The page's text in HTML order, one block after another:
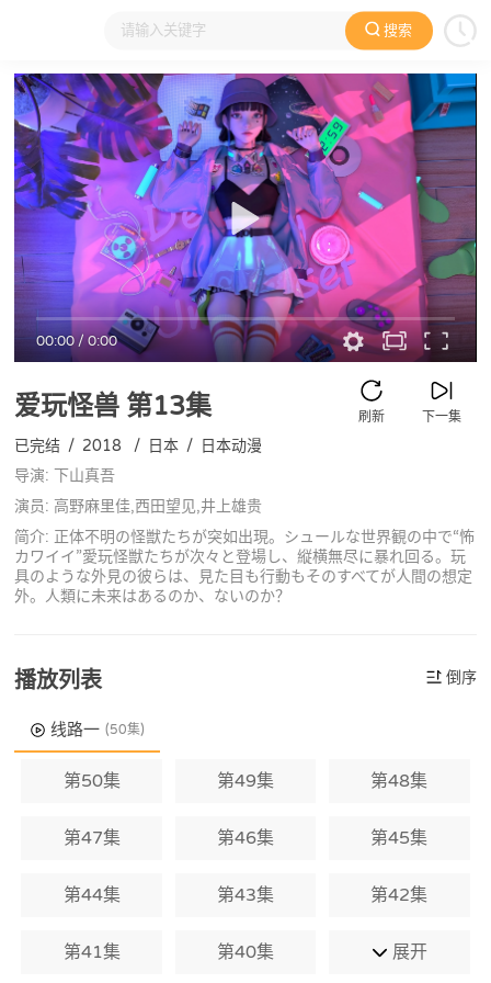
搜索
大家在看 日本动漫 国产动漫 欧美动漫 动漫电影
00:00/0:00
爱玩怪兽 第13集 下一集
刷新
已完结 / 2018 / 日本 / 日本动漫
导演: 下山真吾
演员: 高野麻里佳,西田望见,井上雄贵
简介: 正体不明の怪獣たちが突如出現。シュールな世界観の中で“怖
カワイイ”愛玩怪獣たちが次々と登場し、縦横無尽に暴れ回る。玩
具のような外見の彼らは、見た目も行動もそのすべてが人間の想定
外。人類に未来はあるのか、ないのか？
播放列表 倒序
线路一 (50集)
第50集 第49集 第48集
第47集 第46集 第45集
第44集 第43集 第42集
第41集 第40集 展开